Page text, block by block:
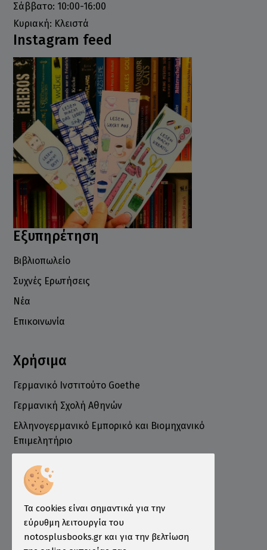
Σάββατο: 10:00-16:00
Κυριακή: Κλειστά
Instagram feed
Εξυπηρέτηση
Βιβλιοπωλείο
Συχνές Ερωτήσεις
Νέα
Επικοινωνία
Χρήσιμα
Γερμανικό Ινστιτούτο Goethe
Γερμανική Σχολή Αθηνών
Ελληνογερμανικό Εμπορικό και Βιομηχανικό
Επιμελητήριο
Πληροφορίες
Τρόποι Πληρωμής
Τρόποι Αποστολής
Τα cookies είναι σημαντικά για την
εύρυθμη λειτουργία του
notosplusbooks.gr και για την βελτίωση